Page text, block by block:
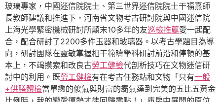
玻璃專家，中國迷信院院士、第三世界迷信院院士干福熹師
長教師建議和推進下，河南省文物考古研討院與中國迷信院
上海光學緊密機械研討所顛末10多年的友巡檢推薦愛一起配
合，配合研討了2200多件玉器和玻璃器。以考古學題目為導
向，研討團隊在靈敏掌握相干範疇學科研討前沿和停頓的基
本上，不竭摸索和改良古勞工健檢代剖析技巧在文物迷信研
討中的利用。既勞工健檢有在考古任務站和文物「只有一般
+供膳體檢當單戀的傻氣與財富的霸氣達到完美的五比五黃金